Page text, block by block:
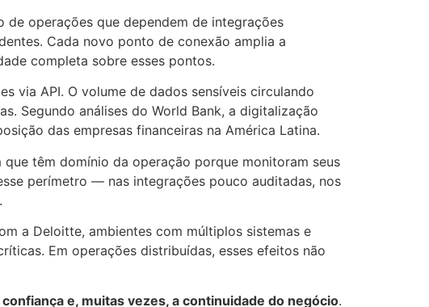
operações que dependem de integrações
Cada novo ponto de conexão amplia a
completa sobre esses pontos.
via API. O volume de dados sensíveis circulando
Segundo análises do World Bank, a digitalização
das empresas financeiras na América Latina.
têm domínio da operação porque monitoram seus
perímetro — nas integrações pouco auditadas, nos
a Deloitte, ambientes com múltiplos sistemas e
Em operações distribuídas, esses efeitos não
e, muitas vezes, a continuidade do negócio.